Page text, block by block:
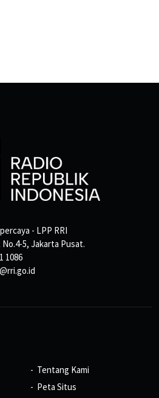
- LPP RRI
5, Jakarta Pusat.
1086
Tentang Kami
Peta Situs